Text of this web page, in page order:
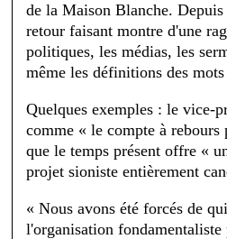
de la Maison Blanche.
retour faisant montre d'une
politiques, les médias, les
même les définitions des
Quelques exemples : le vice-
comme « le compte à
que le temps présent offre «
projet sioniste entièrement
« Nous avons été forcés de
l'organisation